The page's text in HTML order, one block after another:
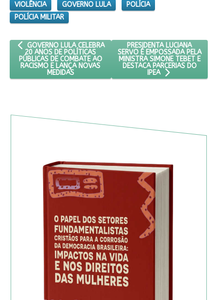
VIOLÊNCIA GOVERNO LULA
POLÍCIA
POLÍCIA MILITAR
ARTIGO ANTERIOR: GOVERNO LULA CELEBRA 20 ANOS DE
GOVERNO LULA CELEBRA
20 ANOS DE POLÍTICAS
PÚBLICAS DE COMBATE AO
RACISMO E LANÇA NOVAS
MEDIDAS
PRÓXIMO ARTIGO:
PRESIDENTA LUCIANA
SERVO É EMPOSSADA PELA
MINISTRA SIMONE TEBET E
DESTACA PARCERIAS DO
IPEA